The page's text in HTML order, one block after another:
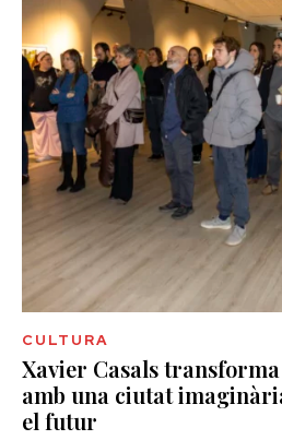
CULTURA
Xavier Casals transforma
amb una ciutat
el futur